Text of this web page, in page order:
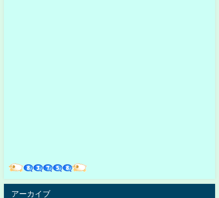
アーカイブ